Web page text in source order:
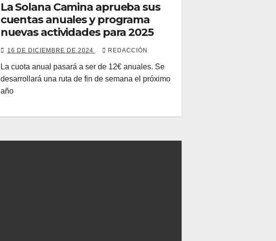
La Solana Camina aprueba sus
cuentas anuales y programa
nuevas actividades para 2025
16 DE DICIEMBRE DE 2024 REDACCIÓN
La cuota anual pasará a ser de 12€ anuales. Se
desarrollará una ruta de fin de semana el próximo
año